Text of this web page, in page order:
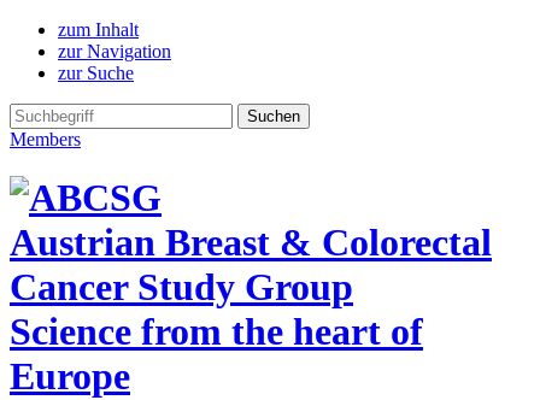
zum Inhalt
zur Navigation
zur Suche
Members
Austrian Breast & Colorectal
Cancer Study Group
Science from the heart of
Europe